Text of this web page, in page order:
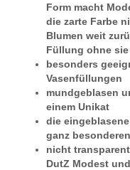
Form macht
die zarte Farbe
Blumen weit
Füllung ohne
besonders
Vasenfüllungen
mundgeblasen
einem Unikat
die
ganz
nicht
DutZ Modest